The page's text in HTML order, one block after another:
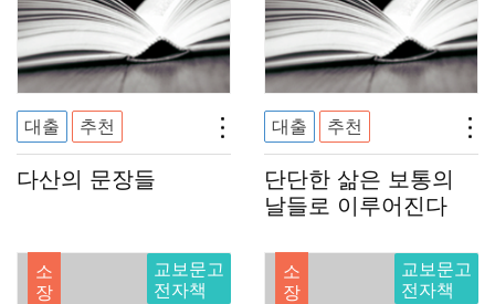
대출 추천
다산의 문장들
대출 추천
단단한 삶은 보통의
날들로 이루어진다
소
장
교보문고
전자책
소
장
교보문고
전자책